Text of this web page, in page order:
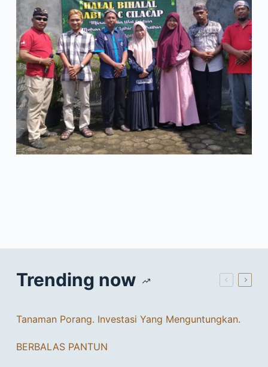
Trending now
Tanaman Porang. Investasi Yang Menguntungkan.
BERBALAS PANTUN